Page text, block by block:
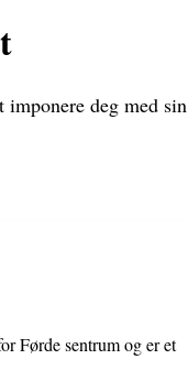
deg med sin
Førde sentrum og er et